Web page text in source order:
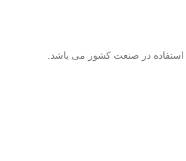
استفاده در صنعت کشور می باشد.